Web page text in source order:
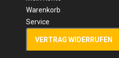
Warenkorb
Service
VERTRAG WIDERRUFEN